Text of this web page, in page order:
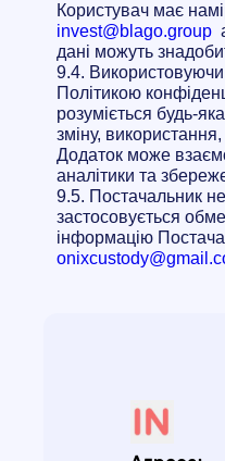
Користувач має
invest@blago.group
дані можуть
9.4.
Політикою
розуміється будь-
зміну,
Додаток може
аналітики та
9.5. Постачальник
застосовується
інформацію